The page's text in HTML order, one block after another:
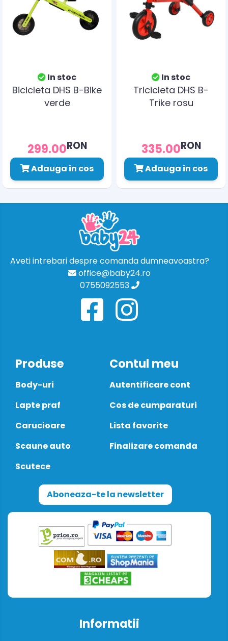
In stoc
Bicicleta DHS B-Bike
verde
299.00RON
Adauga in cos
In stoc
Tricicleta DHS B-
Trike rosu
335.00RON
Adauga in cos
Aveti intrebari despre comanda dumneavoastra?
office@baby24.ro
0755092553
Produse
Body-uri
Lapte praf
Carucioare
Scaune auto
Scutece
Contul meu
Autentificare cont
Cos de cumparaturi
Lista favorite
Finalizare comanda
Aboneaza-te la newsletter
Informatii